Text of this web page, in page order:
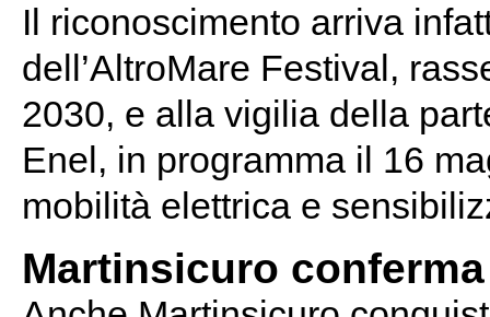
Il riconoscimento arriva
dell’AltroMare Festival,
2030, e alla vigilia della
Enel, in programma il 16
mobilità elettrica e
Martinsicuro